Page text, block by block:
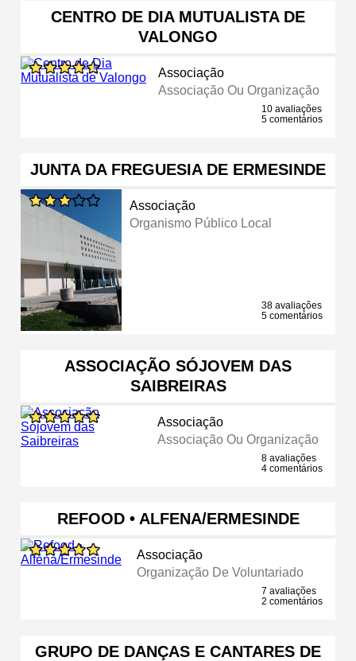
CENTRO DE DIA MUTUALISTA DE
VALONGO
Associação
Associação Ou Organização
10 avaliações
5 comentários
JUNTA DA FREGUESIA DE ERMESINDE
Associação
Organismo Público Local
38 avaliações
5 comentários
ASSOCIAÇÃO SÓJOVEM DAS
SAIBREIRAS
Associação
Associação Ou Organização
8 avaliações
4 comentários
REFOOD • ALFENA/ERMESINDE
Associação
Organização De Voluntariado
7 avaliações
2 comentários
GRUPO DE DANÇAS E CANTARES DE